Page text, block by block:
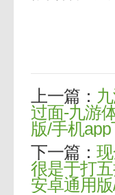
上一篇：
过面-九游
版/手机
下一篇：
很是于打
安卓通用